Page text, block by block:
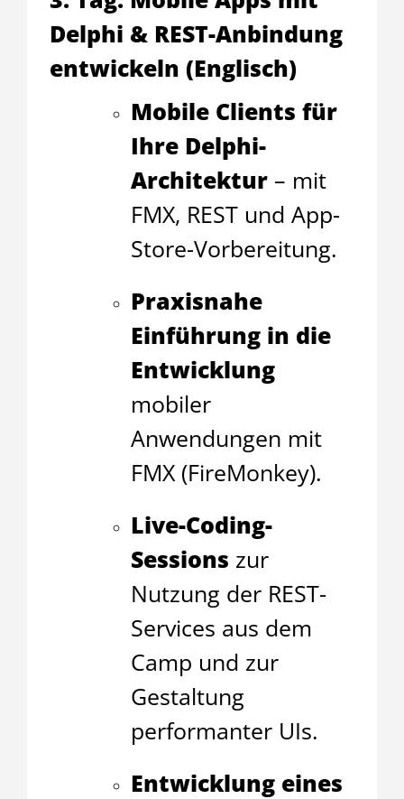
Delphi & REST-Anbindung
entwickeln (Englisch)
Mobile Clients für
Ihre Delphi-
Architektur – mit
FMX, REST und App-
Store-Vorbereitung.
Praxisnahe
Einführung in die
Entwicklung
mobiler
Anwendungen mit
FMX (FireMonkey).
Live-Coding-
Sessions zur
Nutzung der REST-
Services aus dem
Camp und zur
Gestaltung
performanter UIs.
Entwicklung eines